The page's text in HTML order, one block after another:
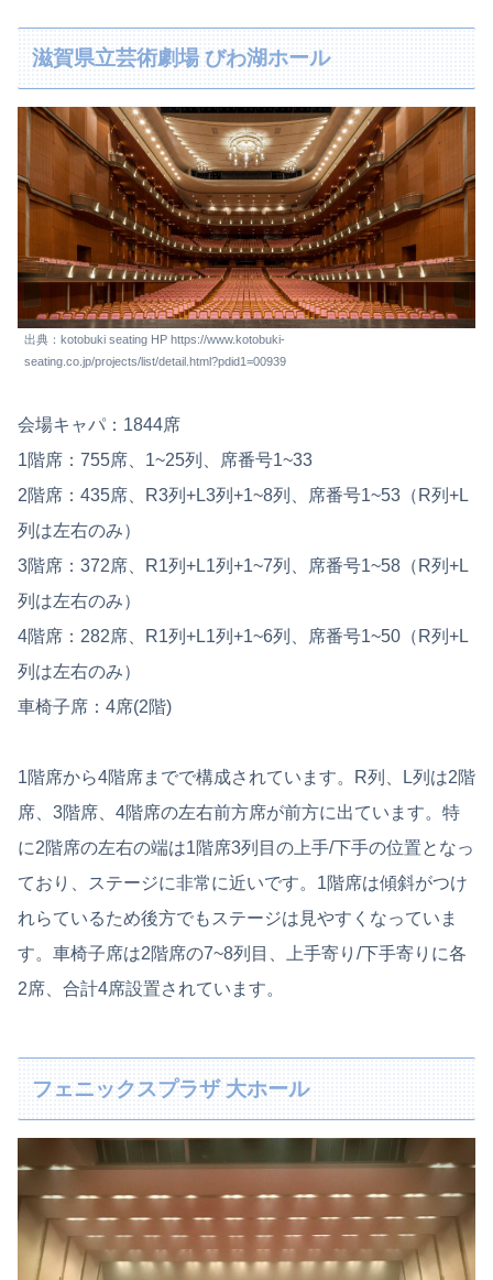
滋賀県立芸術劇場 びわ湖ホール
出典：kotobuki seating HP https://www.kotobuki-
seating.co.jp/projects/list/detail.html?pdid1=00939
会場キャパ：1844席
1階席：755席、1~25列、席番号1~33
2階席：435席、R3列+L3列+1~8列、席番号1~53（R列+L
列は左右のみ）
3階席：372席、R1列+L1列+1~7列、席番号1~58（R列+L
列は左右のみ）
4階席：282席、R1列+L1列+1~6列、席番号1~50（R列+L
列は左右のみ）
車椅子席：4席(2階)
1階席から4階席までで構成されています。R列、L列は2階
席、3階席、4階席の左右前方席が前方に出ています。特
に2階席の左右の端は1階席3列目の上手/下手の位置となっ
ており、ステージに非常に近いです。1階席は傾斜がつけ
れらているため後方でもステージは見やすくなっていま
す。車椅子席は2階席の7~8列目、上手寄り/下手寄りに各
2席、合計4席設置されています。
フェニックスプラザ 大ホール